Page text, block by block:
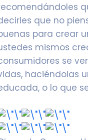
que no
para crear
mismos
se
haciéndolas
o lo que